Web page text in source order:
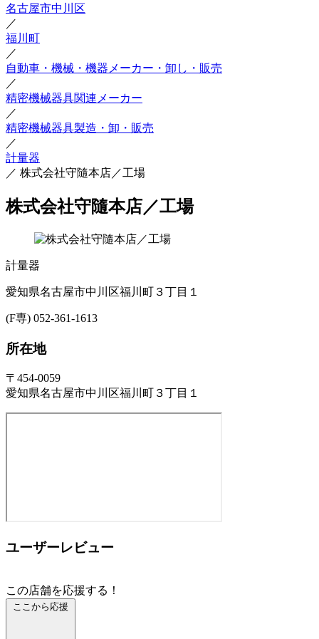
名古屋市中川区
／
福川町
／
自動車・機械・機器メーカー・卸し・販売
／
精密機械器具関連メーカー
／
精密機械器具製造・卸・販売
／
計量器
／ 株式会社守隨本店／工場
株式会社守隨本店／工場
計量器
愛知県名古屋市中川区福川町３丁目１
(F専) 052-361-1613
所在地
〒454-0059
愛知県名古屋市中川区福川町３丁目１
ユーザーレビュー
この店舗を応援する！
ここから応援